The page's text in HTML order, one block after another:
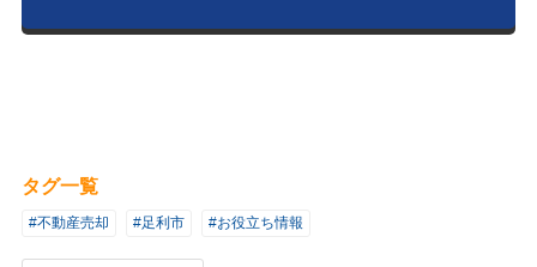
タグ一覧
#不動産売却 #足利市 #お役立ち情報